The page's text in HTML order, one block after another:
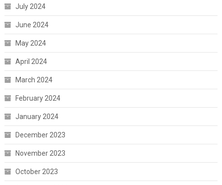
July 2024
June 2024
May 2024
April 2024
March 2024
February 2024
January 2024
December 2023
November 2023
October 2023